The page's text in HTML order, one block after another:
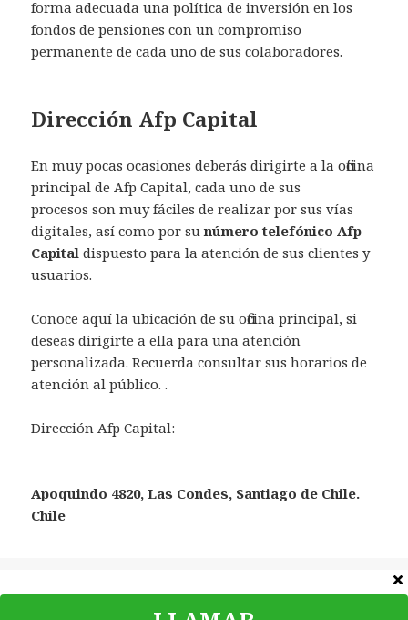
forma adecuada una política de inversión en los
fondos de pensiones con un compromiso
permanente de cada uno de sus colaboradores.
Dirección Afp Capital
En muy pocas ocasiones deberás dirigirte a la oficina
principal de Afp Capital, cada uno de sus
procesos son muy fáciles de realizar por sus vías
digitales, así como por sunúmero telefónico Afp
Capital dispuesto para la atención de sus clientes y
usuarios.
Conoce aquí la ubicación de su oficina principal, si
deseas dirigirte a ella para una atención
personalizada. Recuerda consultar sus horarios de
atención al público. .
Dirección Afp Capital:
Apoquindo 4820, Las Condes, Santiago de Chile.
Chile